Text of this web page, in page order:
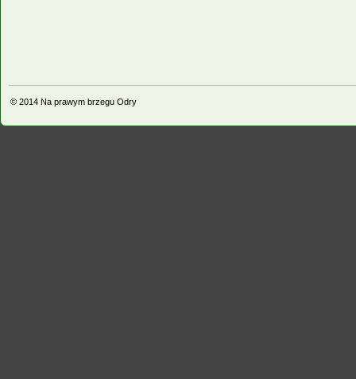
© 2014 Na prawym brzegu Odry